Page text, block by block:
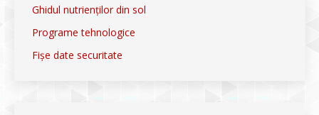
Ghidul nutrienților din sol
Programe tehnologice
Fișe date securitate